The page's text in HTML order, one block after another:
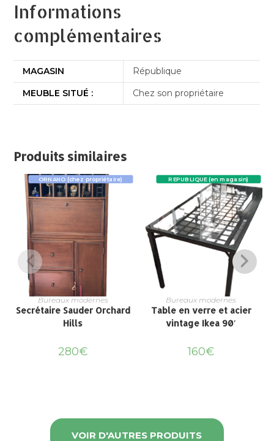
Informations
complémentaires
MAGASIN
République
MEUBLE SITUÉ :
Chez son propriétaire
Produits similaires
ORNANO (chez propriétaire)
Bureaux modernes
Secrétaire Sauder Orchard
Hills
280€
REPUBLIQUE (en magasin)
Bureaux modernes
Table en verre et acier
vintage Ikea 90′
160€
VOIR D'AUTRES PRODUITS